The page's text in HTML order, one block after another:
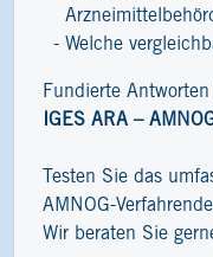
Welche
Fundierte
IGES ARA –
Testen Sie das
AMNOG-
Wir beraten Sie